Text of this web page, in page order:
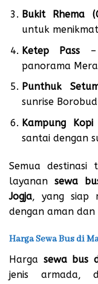
Bukit Rhema
untuk
Ketep Pass –
panorama
Punthuk
sunrise
Kampung
santai dengan
Semua destinasi
layanan sewa
Jogja, yang siap
dengan aman dan
Harga Sewa Bus di
Harga sewa bus
jenis armada,